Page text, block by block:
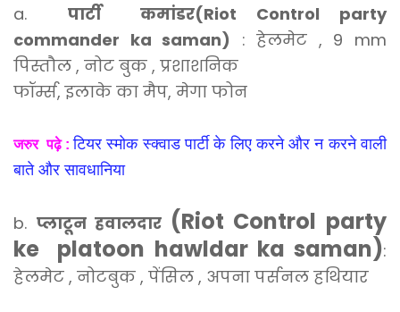
a. पार्टी कमांडर(Riot Control party
commander ka saman) : हेलमेट , 9 mm
पिस्तौल , नोट बुक , प्रशाशनिक
फॉर्म्स, इलाके का मैप, मेगा फोन
जरुर पढ़े : टियर स्मोक स्क्वाड पार्टी के लिए करने और न करने वाली
बाते और सावधानिया
b. प्लाटून हवालदार (Riot Control party
ke platoon hawldar ka saman):
हेलमेट , नोटबुक , पेंसिल , अपना पर्सनल हथियार